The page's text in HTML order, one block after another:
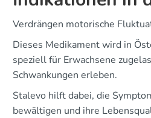
Verdrängen motorische
Dieses Medikament wird in
speziell für Erwachsene
Schwankungen erleben.
Stalevo hilft dabei, die
bewältigen und ihre